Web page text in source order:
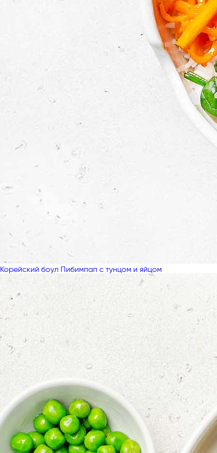
Корейский боул Пибимпап с тунцом и яйцом